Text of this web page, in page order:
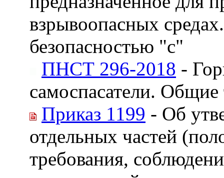
взрывоопасных
безопасностью "с"
ПНСТ 296-2018 -
самоспасатели. Общие
Приказ 1199 - Об
отдельных частей
требования,